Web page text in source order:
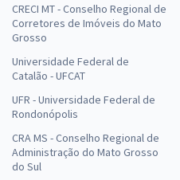
CRECI MT - Conselho Regional de
Corretores de Imóveis do Mato
Grosso
Universidade Federal de
Catalão - UFCAT
UFR - Universidade Federal de
Rondonópolis
CRA MS - Conselho Regional de
Administração do Mato Grosso
do Sul